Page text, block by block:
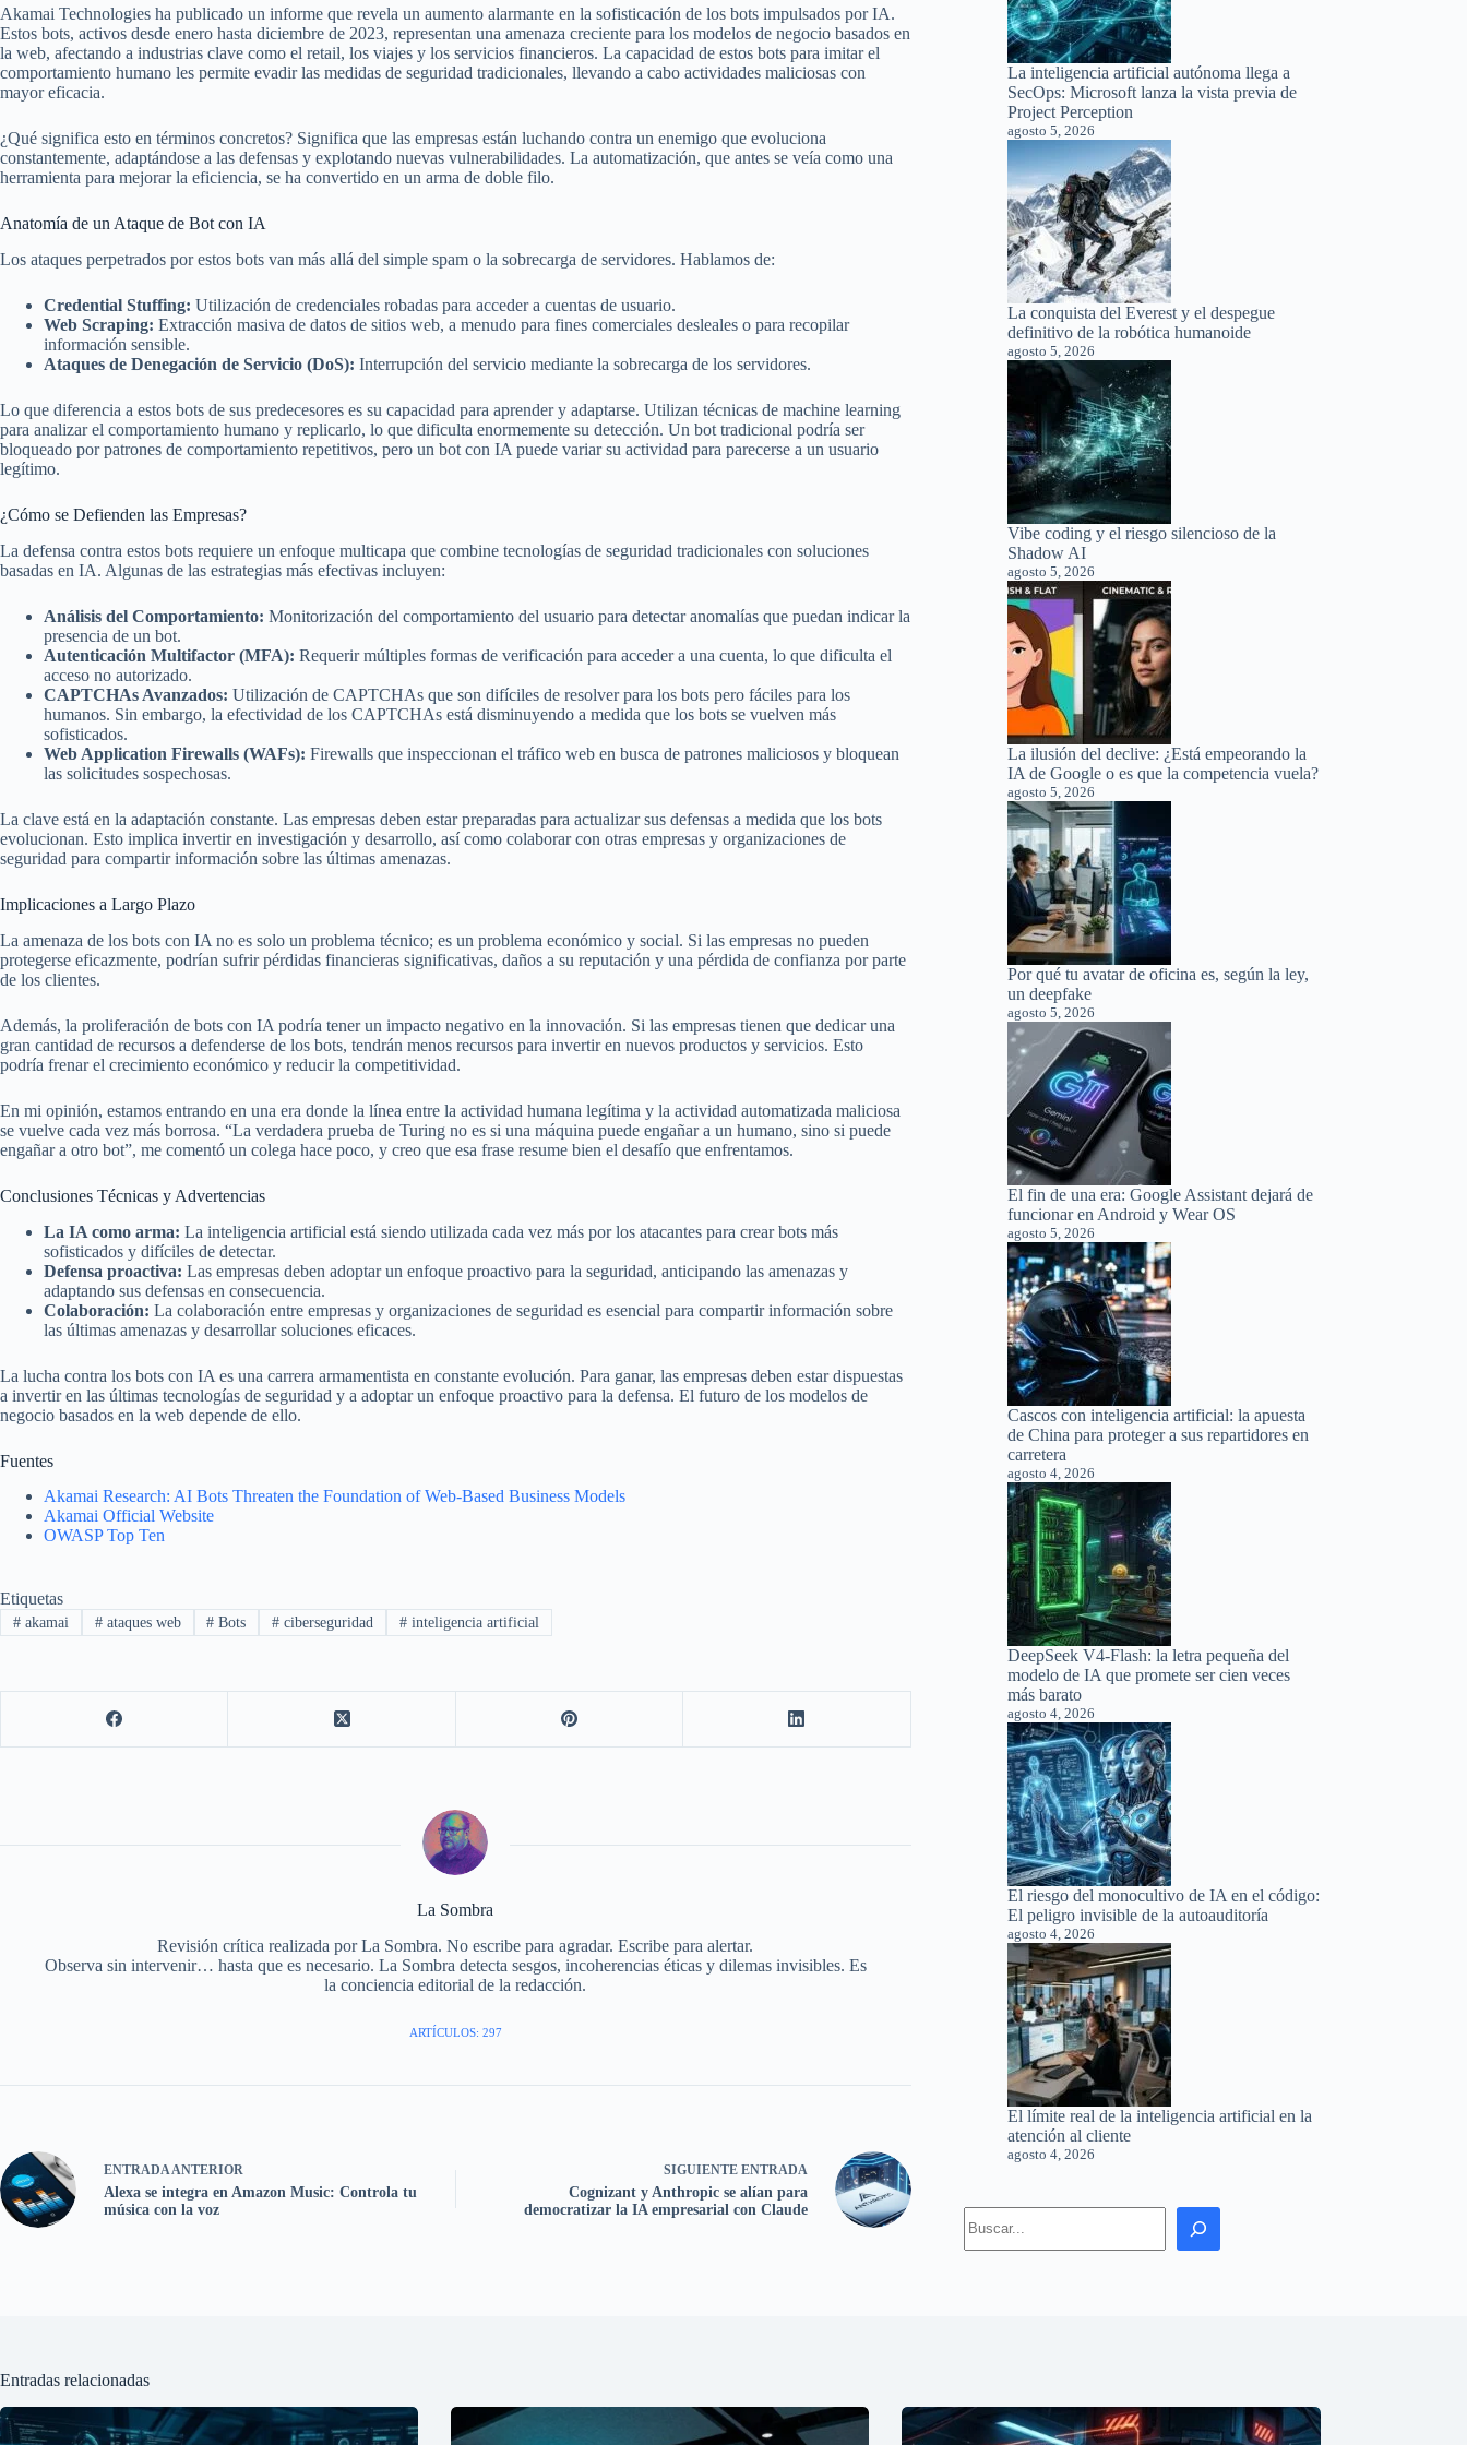
Akamai Technologies ha publicado un informe que revela un aumento alarmante en la sofisticación de los bots impulsados por IA.
Estos bots, activos desde enero hasta diciembre de 2023, representan una amenaza creciente para los modelos de negocio basados en
la web, afectando a industrias clave como el retail, los viajes y los servicios financieros. La capacidad de estos bots para imitar el
comportamiento humano les permite evadir las medidas de seguridad tradicionales, llevando a cabo actividades maliciosas con
mayor eficacia.
¿Qué significa esto en términos concretos? Significa que las empresas están luchando contra un enemigo que evoluciona
constantemente, adaptándose a las defensas y explotando nuevas vulnerabilidades. La automatización, que antes se veía como una
herramienta para mejorar la eficiencia, se ha convertido en un arma de doble filo.
Anatomía de un Ataque de Bot con IA
Los ataques perpetrados por estos bots van más allá del simple spam o la sobrecarga de servidores. Hablamos de:
Credential Stuffing: Utilización de credenciales robadas para acceder a cuentas de usuario.
Web Scraping: Extracción masiva de datos de sitios web, a menudo para fines comerciales desleales o para recopilar
información sensible.
Ataques de Denegación de Servicio (DoS): Interrupción del servicio mediante la sobrecarga de los servidores.
Lo que diferencia a estos bots de sus predecesores es su capacidad para aprender y adaptarse. Utilizan técnicas de machine learning
para analizar el comportamiento humano y replicarlo, lo que dificulta enormemente su detección. Un bot tradicional podría ser
bloqueado por patrones de comportamiento repetitivos, pero un bot con IA puede variar su actividad para parecerse a un usuario
legítimo.
¿Cómo se Defienden las Empresas?
La defensa contra estos bots requiere un enfoque multicapa que combine tecnologías de seguridad tradicionales con soluciones
basadas en IA. Algunas de las estrategias más efectivas incluyen:
Análisis del Comportamiento: Monitorización del comportamiento del usuario para detectar anomalías que puedan indicar la
presencia de un bot.
Autenticación Multifactor (MFA): Requerir múltiples formas de verificación para acceder a una cuenta, lo que dificulta el
acceso no autorizado.
CAPTCHAs Avanzados: Utilización de CAPTCHAs que son difíciles de resolver para los bots pero fáciles para los
humanos. Sin embargo, la efectividad de los CAPTCHAs está disminuyendo a medida que los bots se vuelven más
sofisticados.
Web Application Firewalls (WAFs): Firewalls que inspeccionan el tráfico web en busca de patrones maliciosos y bloquean
las solicitudes sospechosas.
La clave está en la adaptación constante. Las empresas deben estar preparadas para actualizar sus defensas a medida que los bots
evolucionan. Esto implica invertir en investigación y desarrollo, así como colaborar con otras empresas y organizaciones de
seguridad para compartir información sobre las últimas amenazas.
Implicaciones a Largo Plazo
La amenaza de los bots con IA no es solo un problema técnico; es un problema económico y social. Si las empresas no pueden
protegerse eficazmente, podrían sufrir pérdidas financieras significativas, daños a su reputación y una pérdida de confianza por parte
de los clientes.
Además, la proliferación de bots con IA podría tener un impacto negativo en la innovación. Si las empresas tienen que dedicar una
gran cantidad de recursos a defenderse de los bots, tendrán menos recursos para invertir en nuevos productos y servicios. Esto
podría frenar el crecimiento económico y reducir la competitividad.
En mi opinión, estamos entrando en una era donde la línea entre la actividad humana legítima y la actividad automatizada maliciosa
se vuelve cada vez más borrosa. “La verdadera prueba de Turing no es si una máquina puede engañar a un humano, sino si puede
engañar a otro bot”, me comentó un colega hace poco, y creo que esa frase resume bien el desafío que enfrentamos.
Conclusiones Técnicas y Advertencias
La IA como arma: La inteligencia artificial está siendo utilizada cada vez más por los atacantes para crear bots más
sofisticados y difíciles de detectar.
Defensa proactiva: Las empresas deben adoptar un enfoque proactivo para la seguridad, anticipando las amenazas y
adaptando sus defensas en consecuencia.
Colaboración: La colaboración entre empresas y organizaciones de seguridad es esencial para compartir información sobre
las últimas amenazas y desarrollar soluciones eficaces.
La lucha contra los bots con IA es una carrera armamentista en constante evolución. Para ganar, las empresas deben estar dispuestas
a invertir en las últimas tecnologías de seguridad y a adoptar un enfoque proactivo para la defensa. El futuro de los modelos de
negocio basados en la web depende de ello.
Fuentes
Akamai Research: AI Bots Threaten the Foundation of Web-Based Business Models
Akamai Official Website
OWASP Top Ten
Etiquetas
#akamai #ataques web # Bots # ciberseguridad # inteligencia artificial
La Sombra
Revisión crítica realizada por La Sombra. No escribe para agradar. Escribe para alertar.
Observa sin intervenir… hasta que es necesario. La Sombra detecta sesgos, incoherencias éticas y dilemas invisibles. Es
la conciencia editorial de la redacción.
ARTÍCULOS: 297
ENTRADAANTERIOR
Alexa se integra en Amazon Music: Controla tu
música con la voz
SIGUIENTE ENTRADA
Cognizant y Anthropic se alían para
democratizar la IA empresarial con Claude
La inteligencia artificial autónoma llega a
SecOps: Microsoft lanza la vista previa de
Project Perception
agosto 5, 2026
La conquista del Everest y el despegue
definitivo de la robótica humanoide
agosto 5, 2026
Vibe coding y el riesgo silencioso de la
Shadow AI
agosto 5, 2026
La ilusión del declive: ¿Está empeorando la
IA de Google o es que la competencia vuela?
agosto 5, 2026
Por qué tu avatar de oficina es, según la ley,
un deepfake
agosto 5, 2026
El fin de una era: Google Assistant dejará de
funcionar en Android y Wear OS
agosto 5, 2026
Cascos con inteligencia artificial: la apuesta
de China para proteger a sus repartidores en
carretera
agosto 4, 2026
DeepSeek V4-Flash: la letra pequeña del
modelo de IA que promete ser cien veces
más barato
agosto 4, 2026
El riesgo del monocultivo de IA en el código:
El peligro invisible de la autoauditoría
agosto 4, 2026
El límite real de la inteligencia artificial en la
atención al cliente
agosto 4, 2026
Entradas relacionadas